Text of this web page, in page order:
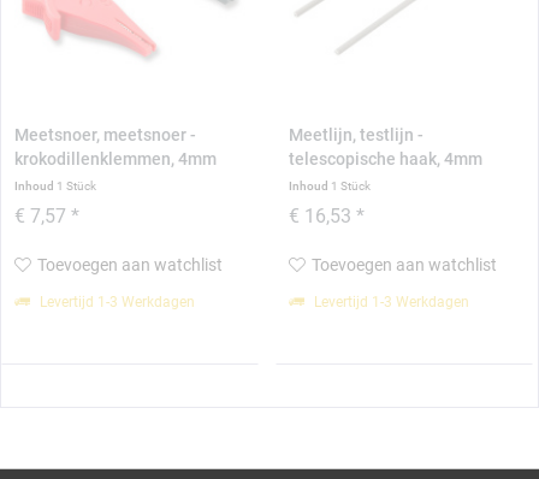
Meetsnoer, meetsnoer -
krokodillenklemmen, 4mm
Inhoud 1 Stück
€ 7,57 *
Toevoegen aan watchlist
Levertijd 1-3 Werkdagen
Meetlijn, testlijn -
telescopische haak, 4mm
Inhoud 1 Stück
€ 16,53 *
Toevoegen aan watchlist
Levertijd 1-3 Werkdagen